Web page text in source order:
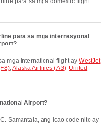
para sa mga domestic flight
para sa mga internasyonal
mga international flight ayWestJet
,Alaska Airlines (AS), United
Airport?